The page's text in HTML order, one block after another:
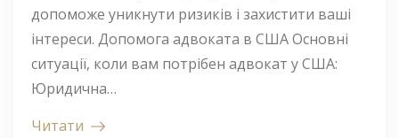
допоможе уникнути ризиків і захистити ваші
інтереси. Допомога адвоката в США Основні
ситуації, коли вам потрібен адвокат у США:
Юридична…
Читати